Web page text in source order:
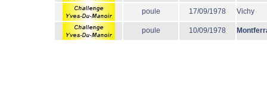
poule 17/09/1978 Vichy
poule 10/09/1978